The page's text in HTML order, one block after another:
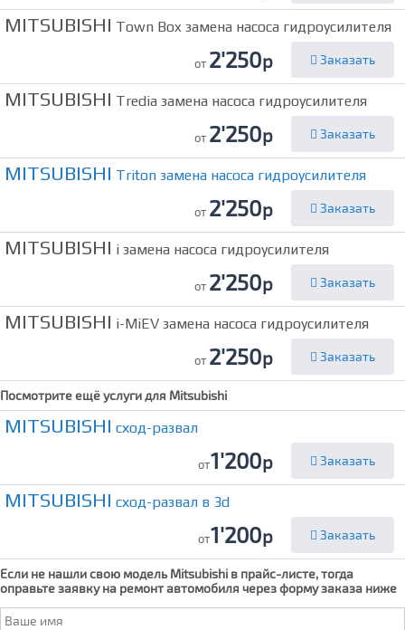
MITSUBISHI Town Box замена насоса гидроусилителя
от 2'250р Заказать
MITSUBISHI Tredia замена насоса гидроусилителя
от 2'250р Заказать
MITSUBISHI Triton замена насоса гидроусилителя
от 2'250р Заказать
MITSUBISHI i замена насоса гидроусилителя
от 2'250р Заказать
MITSUBISHI i-MiEV замена насоса гидроусилителя
от 2'250р Заказать
Посмотрите ещё услуги для Mitsubishi
MITSUBISHI сход-развал
от1'200р Заказать
MITSUBISHI сход-развал в 3d
от1'200р Заказать
Если не нашли свою модельMitsubishi в прайс-листе, тогда
оправьте заявку на ремонт автомобиля через форму заказа ниже